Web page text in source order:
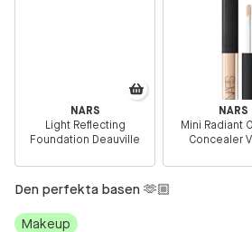
Logga in/
👋Är du ny på Communityt?
NARS
Light Reflecting
Foundation Deauville
NARS
Mini Radiant
Concealer
Den perfekta basen 🫶🏼
Makeup